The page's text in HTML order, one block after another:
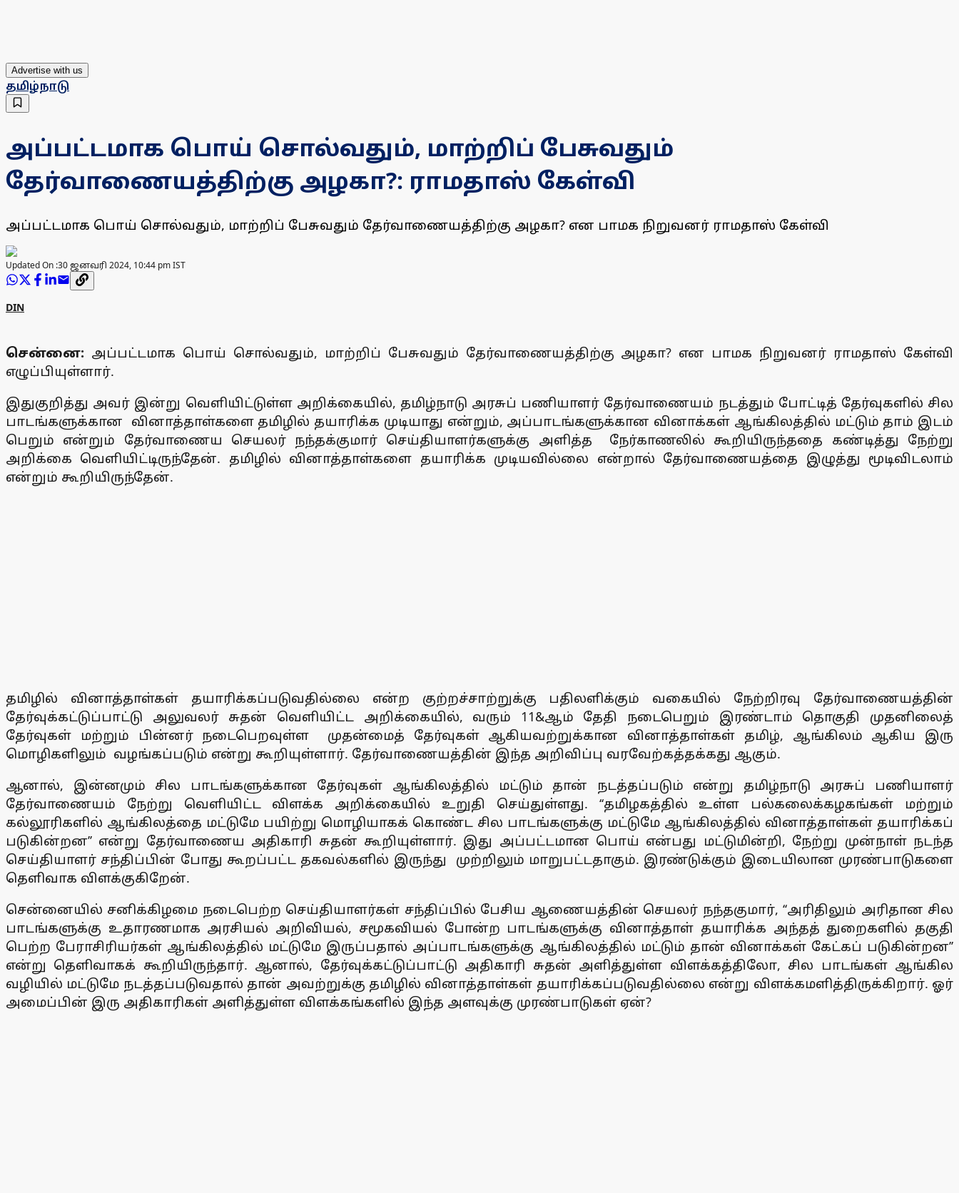
Advertise with us
தமிழ்நாடு
அப்பட்டமாக பொய் சொல்வதும், மாற்றிப் பேசுவதும்
தேர்வாணையத்திற்கு அழகா?: ராமதாஸ் கேள்வி
அப்பட்டமாக பொய் சொல்வதும், மாற்றிப் பேசுவதும் தேர்வாணையத்திற்கு அழகா? என பாமக நிறுவனர் ராமதாஸ் கேள்வி
Updated On :30 ஜனவரி 2024, 10:44 pm IST
DIN
சென்னை: அப்பட்டமாக பொய் சொல்வதும், மாற்றிப் பேசுவதும் தேர்வாணையத்திற்கு அழகா? என பாமக நிறுவனர் ராமதாஸ் கேள்வி
எழுப்பியுள்ளார்.
இதுகுறித்து அவர் இன்று வெளியிட்டுள்ள அறிக்கையில், தமிழ்நாடு அரசுப் பணியாளர் தேர்வாணையம் நடத்தும் போட்டித் தேர்வுகளில் சில
பாடங்களுக்கான வினாத்தாள்களை தமிழில் தயாரிக்க முடியாது என்றும், அப்பாடங்களுக்கான வினாக்கள் ஆங்கிலத்தில் மட்டும் தாம் இடம்
பெறும் என்றும் தேர்வாணைய செயலர் நந்தக்குமார் செய்தியாளர்களுக்கு அளித்த நேர்காணலில் கூறியிருந்ததை கண்டித்து நேற்று
அறிக்கை வெளியிட்டிருந்தேன். தமிழில் வினாத்தாள்களை தயாரிக்க முடியவில்லை என்றால் தேர்வாணையத்தை இழுத்து மூடிவிடலாம்
என்றும் கூறியிருந்தேன்.
தமிழில் வினாத்தாள்கள் தயாரிக்கப்படுவதில்லை என்ற குற்றச்சாற்றுக்கு பதிலளிக்கும் வகையில் நேற்றிரவு தேர்வாணையத்தின்
தேர்வுக்கட்டுப்பாட்டு அலுவலர் சுதன் வெளியிட்ட அறிக்கையில், வரும் 11&ஆம் தேதி நடைபெறும் இரண்டாம் தொகுதி முதனிலைத்
தேர்வுகள் மற்றும் பின்னர் நடைபெறவுள்ள முதன்மைத் தேர்வுகள் ஆகியவற்றுக்கான வினாத்தாள்கள் தமிழ், ஆங்கிலம் ஆகிய இரு
மொழிகளிலும் வழங்கப்படும் என்று கூறியுள்ளார். தேர்வாணையத்தின் இந்த அறிவிப்பு வரவேற்கத்தக்கது ஆகும்.
ஆனால், இன்னமும் சில பாடங்களுக்கான தேர்வுகள் ஆங்கிலத்தில் மட்டும் தான் நடத்தப்படும் என்று தமிழ்நாடு அரசுப் பணியாளர்
தேர்வாணையம் நேற்று வெளியிட்ட விளக்க அறிக்கையில் உறுதி செய்துள்ளது. ‘‘தமிழகத்தில் உள்ள பல்கலைக்கழகங்கள் மற்றும்
கல்லூரிகளில் ஆங்கிலத்தை மட்டுமே பயிற்று மொழியாகக் கொண்ட சில பாடங்களுக்கு மட்டுமே ஆங்கிலத்தில் வினாத்தாள்கள் தயாரிக்கப்
படுகின்றன’’ என்று தேர்வாணைய அதிகாரி சுதன் கூறியுள்ளார். இது அப்பட்டமான பொய் என்பது மட்டுமின்றி, நேற்று முன்நாள் நடந்த
செய்தியாளர் சந்திப்பின் போது கூறப்பட்ட தகவல்களில் இருந்து முற்றிலும் மாறுபட்டதாகும். இரண்டுக்கும் இடையிலான முரண்பாடுகளை
தெளிவாக விளக்குகிறேன்.
சென்னையில் சனிக்கிழமை நடைபெற்ற செய்தியாளர்கள் சந்திப்பில் பேசிய ஆணையத்தின் செயலர் நந்தகுமார், ‘‘அரிதிலும் அரிதான சில
பாடங்களுக்கு உதாரணமாக அரசியல் அறிவியல், சமூகவியல் போன்ற பாடங்களுக்கு வினாத்தாள் தயாரிக்க அந்தத் துறைகளில் தகுதி
பெற்ற பேராசிரியர்கள் ஆங்கிலத்தில் மட்டுமே இருப்பதால் அப்பாடங்களுக்கு ஆங்கிலத்தில் மட்டும் தான் வினாக்கள் கேட்கப் படுகின்றன’’
என்று தெளிவாகக் கூறியிருந்தார். ஆனால், தேர்வுக்கட்டுப்பாட்டு அதிகாரி சுதன் அளித்துள்ள விளக்கத்திலோ, சில பாடங்கள் ஆங்கில
வழியில் மட்டுமே நடத்தப்படுவதால் தான் அவற்றுக்கு தமிழில் வினாத்தாள்கள் தயாரிக்கப்படுவதில்லை என்று விளக்கமளித்திருக்கிறார். ஓர்
அமைப்பின் இரு அதிகாரிகள் அளித்துள்ள விளக்கங்களில் இந்த அளவுக்கு முரண்பாடுகள் ஏன்?